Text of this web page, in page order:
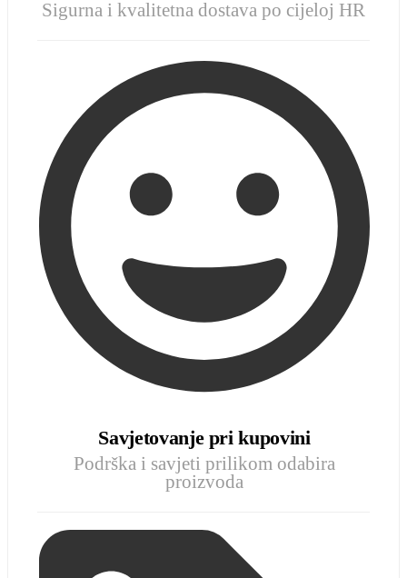
Sigurna i kvalitetna dostava po cijeloj HR
Savjetovanje pri kupovini
Podrška i savjeti prilikom odabira
proizvoda